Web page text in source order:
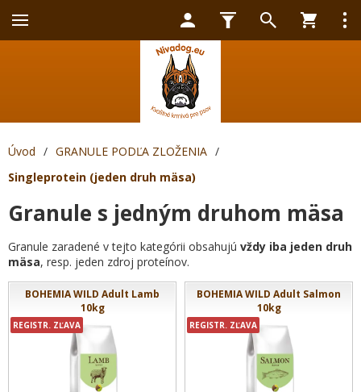
Úvod / GRANULE PODĽA ZLOŽENIA /
Singleprotein (jeden druh mäsa)
Granule s jedným druhom mäsa
Granule zaradené v tejto kategórii obsahujú vždy iba jeden druh
mäsa, resp. jeden zdroj proteínov.
BOHEMIA WILD Adult Lamb
10kg
REGISTR. ZĽAVA
BOHEMIA WILD Adult Salmon
10kg
REGISTR. ZĽAVA